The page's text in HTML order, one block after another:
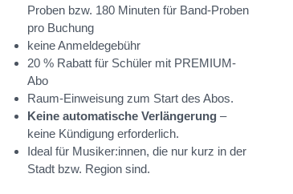
Proben bzw. 180 Minuten für Band-Proben
pro Buchung
keine Anmeldegebühr
20 % Rabatt für Schüler mit PREMIUM-
Abo
Raum-Einweisung zum Start des Abos.
Keine automatische Verlängerung–
keine Kündigung erforderlich.
Ideal für Musiker:innen, die nur kurz in der
Stadt bzw. Region sind.